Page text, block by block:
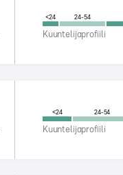
<24 24-54
Kuuntelijaprofiili
<24 24-54
Kuuntelijaprofiili